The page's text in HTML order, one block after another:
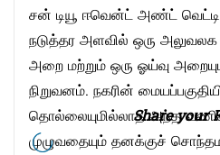
சன் டியூ ஈவென்ட் அண்ட்
நடுத்தர அளவில் ஒரு
அறை மற்றும் ஒரு ஓய்வு
நிறுவனம். நகரின்
தொல்லையுமில்லாத அந்த
முழுவதையும் தனக்குச்
Share your